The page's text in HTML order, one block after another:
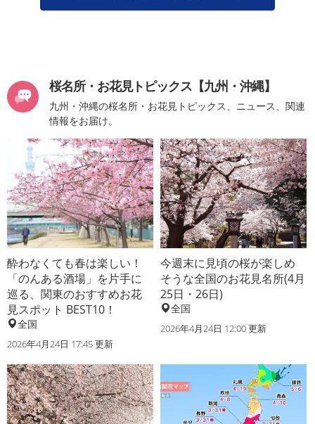
桜名所・お花見トピックス【九州・沖縄】
九州・沖縄の桜名所・お花見トピックス、ニュース、関連
情報をお届け。
酔わなくても春は楽しい！
「のんある酒場」を片手に
巡る、関東のおすすめお花
見スポット BEST10！
全国
2026年4月24日 17:45 更新
今週末に見頃の桜が楽しめ
そうな全国のお花見名所(4月
25日・26日)
全国
2026年4月24日 12:00 更新